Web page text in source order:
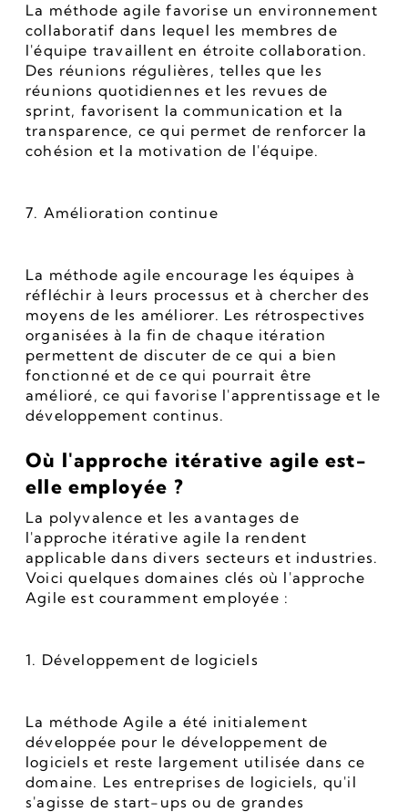
La méthode agile favorise un environnement
collaboratif dans lequel les membres de
l'équipe travaillent en étroite collaboration.
Des réunions régulières, telles que les
réunions quotidiennes et les revues de
sprint, favorisent la communication et la
transparence, ce qui permet de renforcer la
cohésion et la motivation de l'équipe.
7. Amélioration continue
La méthode agile encourage les équipes à
réfléchir à leurs processus et à chercher des
moyens de les améliorer. Les rétrospectives
organisées à la fin de chaque itération
permettent de discuter de ce qui a bien
fonctionné et de ce qui pourrait être
amélioré, ce qui favorise l'apprentissage et le
développement continus.
Où l'approche itérative agile est-
elle employée ?
La polyvalence et les avantages de
l'approche itérative agile la rendent
applicable dans divers secteurs et industries.
Voici quelques domaines clés où l'approche
Agile est couramment employée :
1. Développement de logiciels
La méthode Agile a été initialement
développée pour le développement de
logiciels et reste largement utilisée dans ce
domaine. Les entreprises de logiciels, qu'il
s'agisse de start-ups ou de grandes